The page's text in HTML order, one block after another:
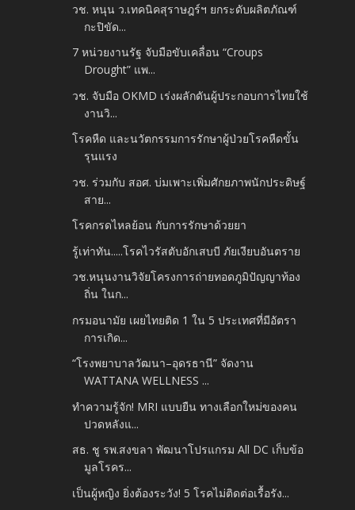
วช. หนุน ว.เทคนิคสุราษฎร์ฯ ยกระดับผลิตภัณฑ์
กะปิขัด...
7 หน่วยงานรัฐ จับมือขับเคลื่อน “Croups
Drought” แพ...
วช. จับมือ OKMD เร่งผลักดันผู้ประกอบการไทยใช้
งานวิ...
โรคหืด และนวัตกรรมการรักษาผู้ป่วยโรคหืดขั้น
รุนแรง
วช. ร่วมกับ สอศ. บ่มเพาะเพิ่มศักยภาพนักประดิษฐ์
สาย...
โรคกรดไหลย้อน กับการรักษาด้วยยา
รู้เท่าทัน.....โรคไวรัสตับอักเสบบี ภัยเงียบอันตราย
วช.หนุนงานวิจัยโครงการถ่ายทอดภูมิปัญญาท้อง
ถิ่น ในก...
กรมอนามัย เผยไทยติด 1 ใน 5 ประเทศที่มีอัตรา
การเกิด...
“โรงพยาบาลวัฒนา–อุดรธานี” จัดงาน
WATTANA WELLNESS ...
ทำความรู้จัก! MRI แบบยืน ทางเลือกใหม่ของคน
ปวดหลังแ...
สธ. ชู รพ.สงขลา พัฒนาโปรแกรม All DC เก็บข้อ
มูลโรคร...
เป็นผู้หญิง ยิ่งต้องระวัง! 5 โรคไม่ติดต่อเรื้อรัง...